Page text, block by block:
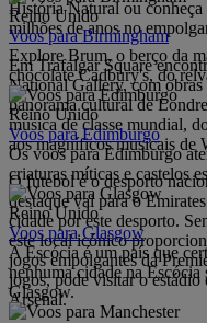
História Natural ou conheça
milhões de anos no
Em Trafalgar Square
National Gallery, com
panorama cultural de
música de classe mundial,
aos magníficos musicais de
O futebol é o desporto
destaque vai para o
cidade por este desporto.
este local icónico
jogos empolgantes da
jogos, pode visitar o estádio
Arsenal.
Reino Unido
Voos para Birmingham
Explore Brum, o berço da
chocolate Cadbury's, do
Reino Unido
Voos para Edimburgo
Os voos para Edimburgo
criaturas míticas e castelos
Reino Unido
Voos para Glasgow
A Escócia é um país que
nenhuma cidade na
Glasgow.